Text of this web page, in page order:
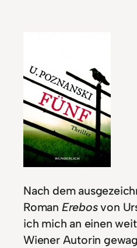
Nach dem
Roman Erebosvon
ich mich an einen
Wiener Autorin